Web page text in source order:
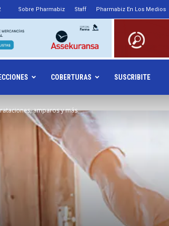
Sobre Pharmabiz Staff Pharmabiz En Los Medios
COBERTURAS SUSCRIBITE
amparos y más